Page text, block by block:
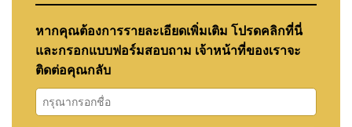
หากคุณต้องการรายละเอียดเพิ่มเติม โปรดคลิกที่นี่
และกรอกแบบฟอร์มสอบถาม เจ้าหน้าที่ของเราจะ
ติดต่อคุณกลับ